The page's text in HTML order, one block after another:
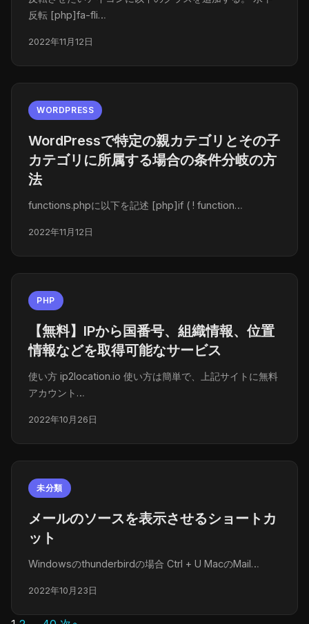
反転 [php]fa-fli…
2022年11月12日
WORDPRESS
WordPressで特定の親カテゴリとその子
カテゴリに所属する場合の条件分岐の方
法
functions.phpに以下を記述 [php]if ( ! function…
2022年11月12日
PHP
【無料】IPから国番号、組織情報、位置
情報などを取得可能なサービス
使い方 ip2location.io 使い方は簡単で、上記サイトに無料
アカウント…
2022年10月26日
未分類
メールのソースを表示させるショートカ
ット
Windowsのthunderbirdの場合 Ctrl + U MacのMail…
2022年10月23日